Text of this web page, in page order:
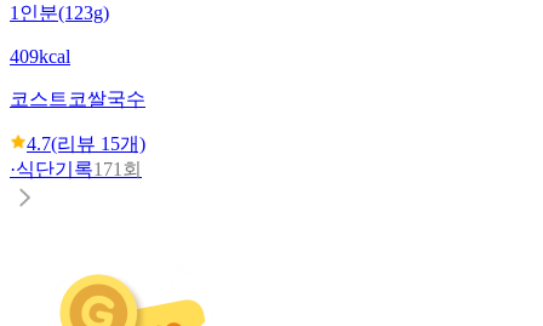
1인분(123g)
409kcal
코스트코쌀국수
4.7(리뷰 15개)
·식단기록171회